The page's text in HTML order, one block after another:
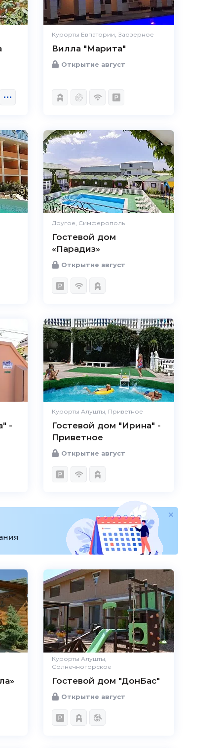
Курорты Евпатории, Заозерное
Вилла "Марита"
Открытие август
Другое, Симферополь
Гостевой дом
«Парадиз»
Открытие август
-
Курорты Алушты, Приветное
Гостевой дом "Ирина" -
Приветное
Открытие август
Курорты Алушты,
Солнечногорское
Гостевой дом "ДонБас"
Открытие август